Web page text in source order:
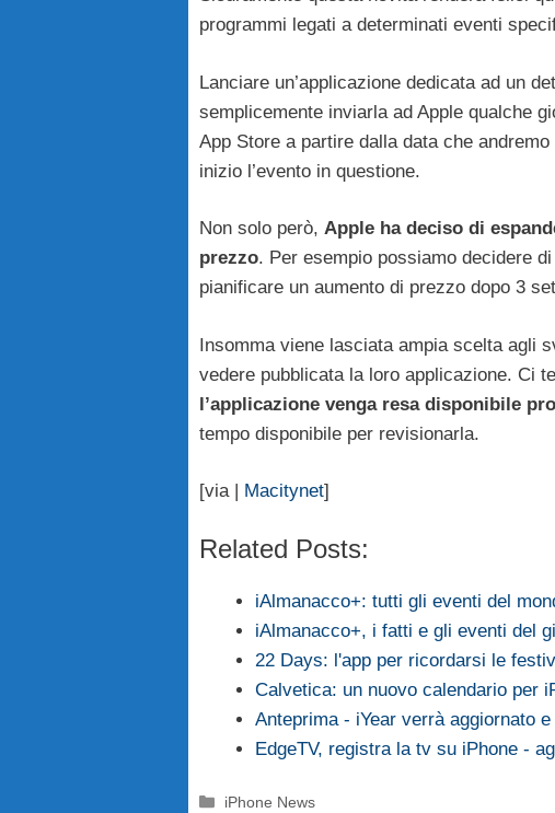
programmi legati a determinati eventi
Lanciare un’applicazione dedicata ad un
semplicemente inviarla ad Apple qualche
App Store a partire dalla data che
inizio l’evento in questione.
Non solo però, Apple ha deciso di
prezzo. Per esempio possiamo decidere
pianificare un aumento di prezzo dopo 3
Insomma viene lasciata ampia scelta agli
vedere pubblicata la loro applicazione. Ci
l’applicazione venga resa disponibile
tempo disponibile per revisionarla.
[via | Macitynet]
Related Posts:
iAlmanacco+: tutti gli eventi del
iAlmanacco+, i fatti e gli eventi del
22 Days: l'app per ricordarsi le
Calvetica: un nuovo calendario per
Anteprima - iYear verrà aggiornato
EdgeTV, registra la tv su iPhone -
Categorie
iPhone News